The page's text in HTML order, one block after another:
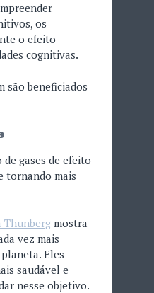
os
o efeito
cognitivas.
são beneficiados
gases de efeito
tornando mais
Thunbergmostra
vez mais
Eles
saudável e
nesse objetivo.